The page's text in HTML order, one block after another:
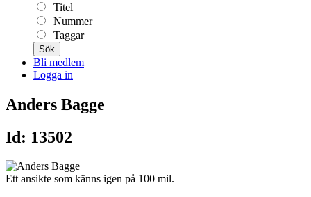
Titel
Nummer
Taggar
Sök
Bli medlem
Logga in
Anders Bagge
Id: 13502
Ett ansikte som känns igen på 100 mil.